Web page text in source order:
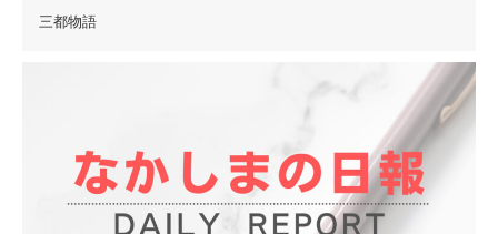
三都物語